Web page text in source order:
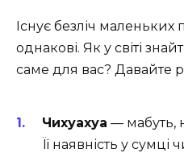
Існує безліч маленьких
однакові. Як у світі
саме для вас? Давайте
Чихуахуа — мабуть,
Її наявність у